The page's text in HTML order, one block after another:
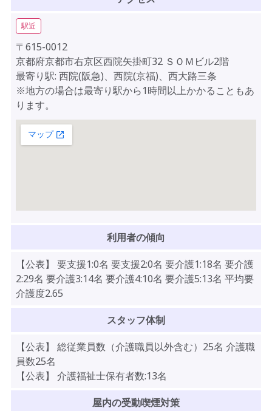
駅近
〒615-0012
京都府京都市右京区西院矢掛町32 ＳＯＭビル2階
最寄り駅: 西院(阪急)、西院(京福)、西大路三条
※地方の場合は最寄り駅から1時間以上かかることもあ
ります。
利用者の傾向
【公表】 要支援1:0名 要支援2:0名 要介護1:18名 要介護
2:29名 要介護3:14名 要介護4:10名 要介護5:13名 平均要
介護度2.65
スタッフ体制
【公表】 総従業員数（介護職員以外含む）25名 介護職
員数25名
【公表】 介護福祉士保有者数:13名
屋内の受動喫煙対策